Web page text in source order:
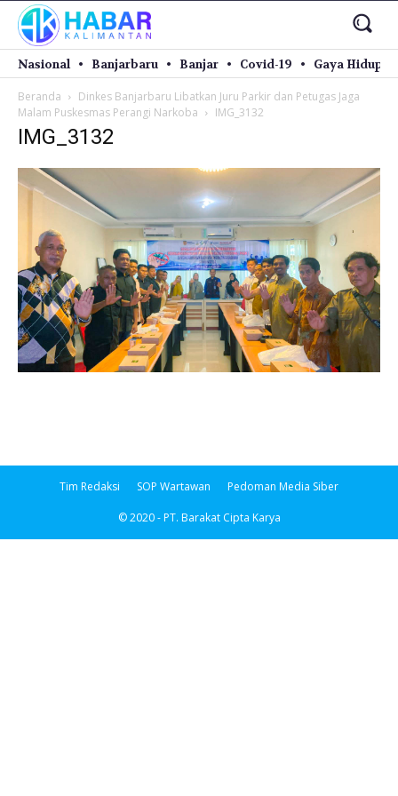
Nasional Banjarbaru Banjar Covid-19 Gaya Hidup
Beranda
Dinkes Banjarbaru Libatkan Juru Parkir dan Petugas Jaga
Malam Puskesmas Perangi Narkoba
IMG_3132
IMG_3132
Tim Redaksi SOP Wartawan Pedoman Media Siber
© 2020 - PT. Barakat Cipta Karya